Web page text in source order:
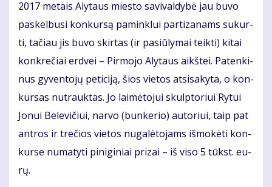
2017 me­tais Aly­taus mies­to sa­vi­val­dy­bė jau bu­vo
pa­skel­bu­si kon­kur­są pa­min­klui par­ti­za­nams su­kur­
ti, ta­čiau jis bu­vo skir­tas (ir pa­siū­ly­mai teik­ti) ki­tai
kon­kre­čiai erd­vei – Pir­mo­jo Aly­taus aikš­tei. Pa­ten­ki­
nus gy­ven­to­jų pe­ti­ci­ją, šios vie­tos at­si­sa­ky­ta, o kon­
kur­sas nu­trauk­tas. Jo lai­mė­to­jui skulp­to­riui Ry­tui
Jo­nui Be­le­vi­čiui, nar­vo (bun­ke­rio) au­to­riui, taip pat
ant­ros ir tre­čios vie­tos nu­ga­lė­to­jams iš­mo­kė­ti kon­
kur­se nu­ma­ty­ti pi­ni­gi­niai pri­zai – iš vi­so 5 tūkst. eu­
rų.